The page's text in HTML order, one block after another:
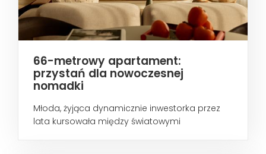
66-metrowy apartament:
przystań dla nowoczesnej
nomadki
Młoda, żyjąca dynamicznie inwestorka przez
lata kursowała między światowymi